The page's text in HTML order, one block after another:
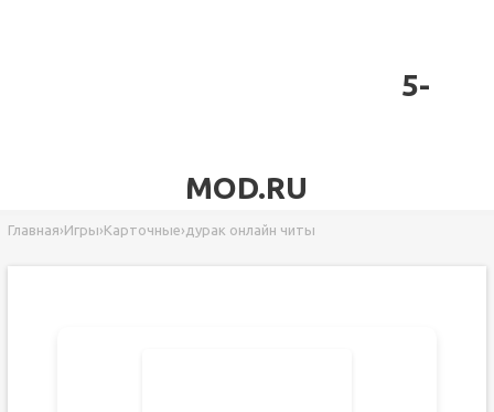
5-
MOD.RU
Главная›Игры›Карточные› дурак онлайн читы